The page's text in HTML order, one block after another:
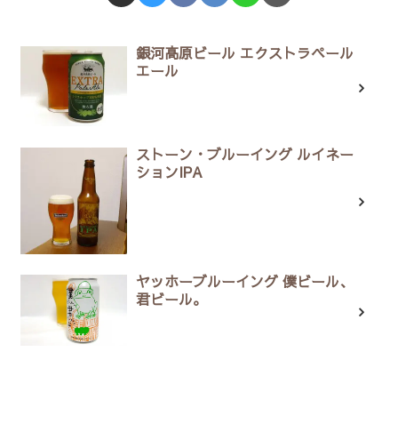
銀河高原ビール エクストラペール
エール
ストーン・ブルーイング ルイネー
ションIPA
ヤッホーブルーイング 僕ビール、
君ビール。